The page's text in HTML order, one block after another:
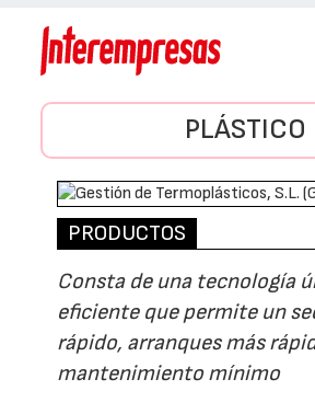
PLÁSTICO
PRODUCTOS
Consta de una tecnología
eficiente que permite un
rápido, arranques más
mantenimiento mínimo